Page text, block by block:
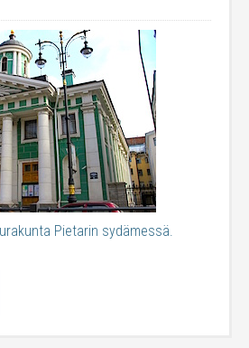
Pietarin sydämessä.